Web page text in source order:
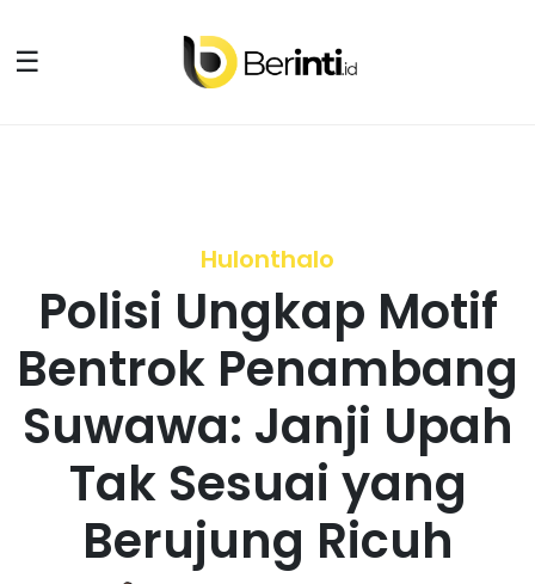
☰
Hulonthalo
Polisi Ungkap Motif
Bentrok Penambang
Suwawa: Janji Upah
Tak Sesuai yang
Berujung Ricuh